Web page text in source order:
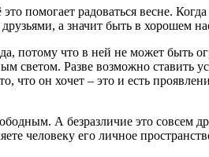
помогает радоваться весне.
а значит быть в хорошем
потому что в ней не может быть
светом. Разве возможно ставить
что он хочет – это и есть
А безразличие это совсем
человеку его личное